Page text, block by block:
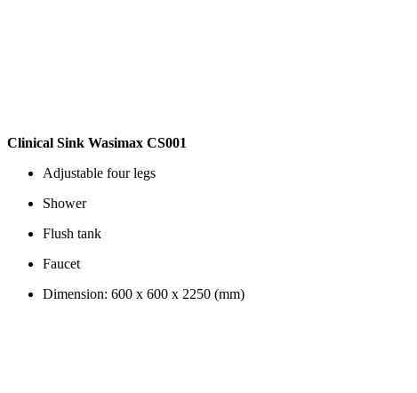
Clinical Sink Wasimax CS001
Adjustable four legs
Shower
Flush tank
Faucet
Dimension: 600 x 600 x 2250 (mm)